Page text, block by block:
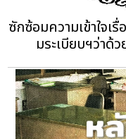
ซักซ้อมความเข้าใจเ
มระเบียบฯว่าด้